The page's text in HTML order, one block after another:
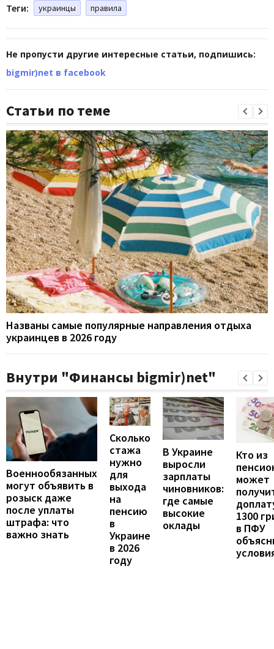
Теги: украинцы правила
Не пропусти другие интересные статьи, подпишись:
bigmir)net в facebook
Статьи по теме
Названы самые популярные направления отдыха
украинцев в 2026 году
Внутри "Финансы bigmir)net"
Военнообязанных
могут объявить в
розыск даже
после уплаты
штрафа: что
важно знать
Сколько
стажа
нужно
для
выхода
на
пенсию
в
Украине
в 2026
году
В Украине
выросли
зарплаты
чиновников:
где самые
высокие
оклады
Кто из
может
1300
в ПФУ